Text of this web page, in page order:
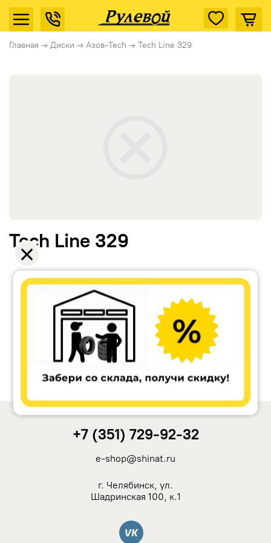
Главная → Диски → Азов-Tech → Tech Line 329
Remain
Carwel
Tech Line 329
+7 (351) 729-92-32
e-shop@shinat.ru
г. Челябинск, ул.
Шадринская 100, к.1
Вконтакте